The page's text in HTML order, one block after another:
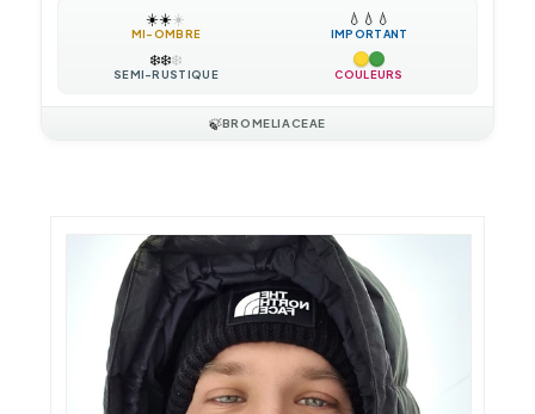
☀️☀️☀️
MI-OMBRE
💧 💧 💧
IMPORTANT
❄️❄️❄️
SEMI-RUSTIQUE COULEURS
🍃BROMELIACEAE